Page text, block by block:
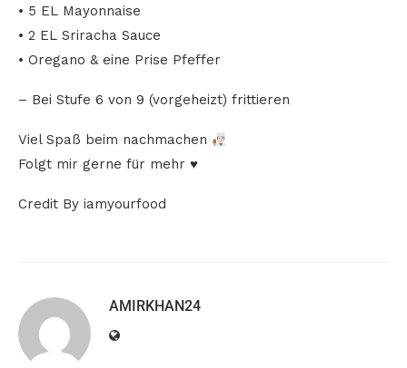
• 5 EL Mayonnaise
• 2 EL Sriracha Sauce
• Oregano & eine Prise Pfeffer
– Bei Stufe 6 von 9 (vorgeheizt) frittieren
Viel Spaß beim nachmachen
Folgt mir gerne für mehr ♥️
Credit By iamyourfood
AMIRKHAN24